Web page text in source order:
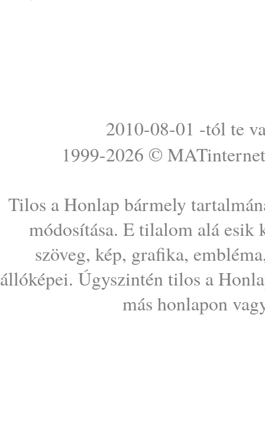
2010-08-01 -tól te
1999-2026 © MATinternet
Tilos a Honlap bármely
módosítása. E tilalom alá esik
szöveg, kép, grafika,
állóképei. Úgyszintén tilos a
más honlapon